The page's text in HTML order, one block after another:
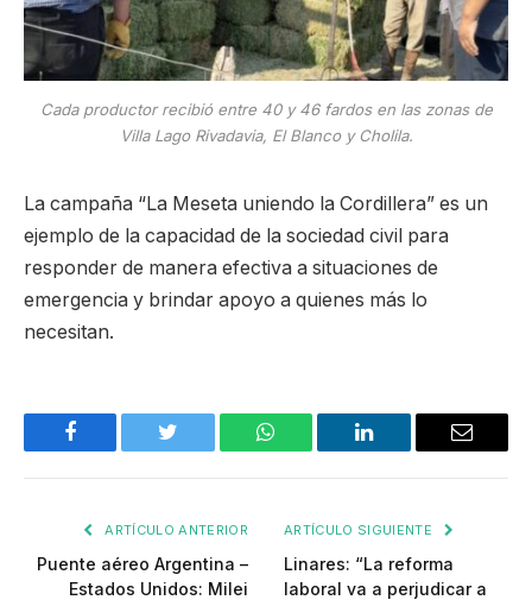
Cada productor recibió entre 40 y 46 fardos en las zonas de
Villa Lago Rivadavia, El Blanco y Cholila.
La campaña “La Meseta uniendo la Cordillera” es un
ejemplo de la capacidad de la sociedad civil para
responder de manera efectiva a situaciones de
emergencia y brindar apoyo a quienes más lo
necesitan.
Facebook Twitter WhatsApp LinkedIn Email
ARTÍCULO ANTERIOR
Puente aéreo Argentina –
Estados Unidos: Milei
ARTÍCULO SIGUIENTE
Linares: “La reforma
laboral va a perjudicar a